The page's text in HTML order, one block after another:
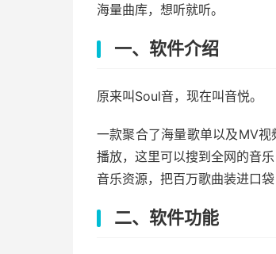
海量曲库，想听就听。
一、软件介绍
原来叫Soul音，现在叫音悦。
一款聚合了海量歌单以及MV
播放，这里可以搜到全网的音
音乐资源，把百万歌曲装进口袋
二、软件功能